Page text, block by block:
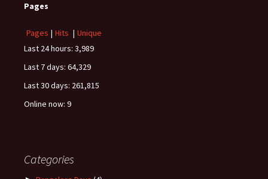
Pages
Pages | Hits | Unique
Last 24 hours: 3,989
Last 7 days: 64,329
Last 30 days: 261,815
Online now: 9
Categories